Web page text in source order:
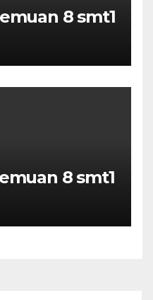
8 smt1
8 smt1